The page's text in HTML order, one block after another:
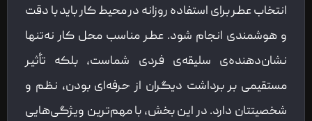
انتخاب عطر برای استفاده روزانه در محیط کار باید با دقت
و هوشمندی انجام شود. عطر مناسب محل کار نه‌تنها
نشان‌دهنده‌ی سلیقه‌ی فردی شماست، بلکه تأثیر
مستقیمی بر برداشت دیگران از حرفه‌ای بودن، نظم و
شخصیتتان دارد. در این بخش، با مهم‌ترین ویژگی‌هایی